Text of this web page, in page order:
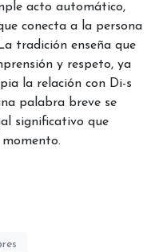
acto automático,
conecta a la persona
tradición enseña que
y respeto, ya
la relación con Di-s
palabra breve se
significativo que